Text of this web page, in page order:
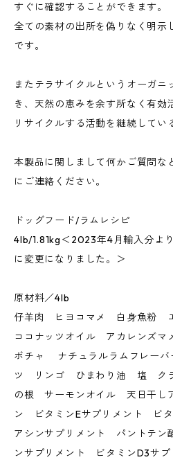
すぐに確認することができます。
全ての素材の出所を偽りなく明示
です。
またテラサイクルというオーガニ
き、天然の恵みを余す所なく有効
リサイクルする活動を継続してい
本製品に関しまして何かご質問な
にご連絡ください。
ドッグフード/ラムレシピ
4lb/1.81kg＜2023年4月輸入分よ
に変更になりました。＞
原材料／4lb
仔羊肉 ヒヨコマメ 白身魚粉
ココナッツオイル アカレンズ
ボチャ ナチュラルラムフレー
ツ リンゴ ひまわり油 塩 ク
の根 サーモンオイル 天日干し
ン ビタミンEサプリメント ビ
アシンサプリメント パントテン
ンサプリメント ビタミンD3サ